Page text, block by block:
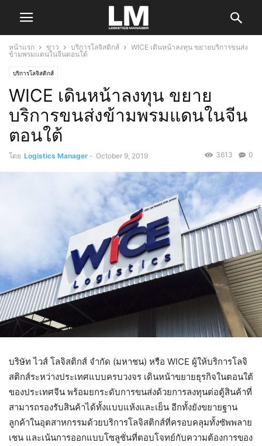
หน้าแรก ข่าว บริการโลจิสติกส์
WICE เดินหน้าลงทุน ขยายบริการขนส่ง
ข้ามพรมแดนในจีนตอนใต้
บริการโลจิสติกส์
WICE เดินหน้าลงทุน ขยาย
บริการขนส่งข้ามพรมแดนในจีน
ตอนใต้
โดย Logistics Manager - October 9, 2019 0
3613
บริษัท ไวส์ โลจิสติกส์ จำกัด (มหาชน) หรือ WICE ผู้ให้บริการโลจิ
สติกส์ระหว่างประเทศแบบครบวงจร เดินหน้าขยายธุรกิจในตอนใต้
ของประเทศจีน พร้อมยกระดับการขนส่งด้วยการลงทุนต่อตู้สินค้าที่
สามารถรองรับสินค้าได้ทั้งแบบแห้งและเย็น อีกทั้งยังขยายฐาน
ลูกค้าในอุตสาหกรรมด้วยบริการโลจิสติกส์ที่ครอบคลุมทั้งซัพพลาย
เชน และเน้นการออกแบบโซลูชั่นที่ตอบโจทย์กับความต้องการของ